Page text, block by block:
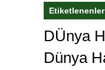
Etiketlenenler
DÜnya
Dünya